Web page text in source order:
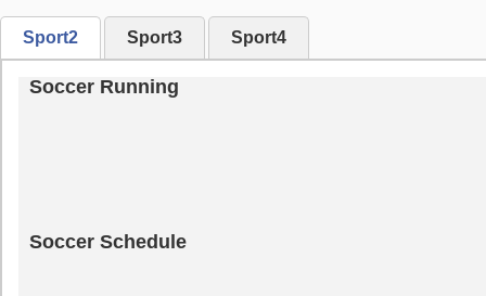
Sport2 Sport3 Sport4